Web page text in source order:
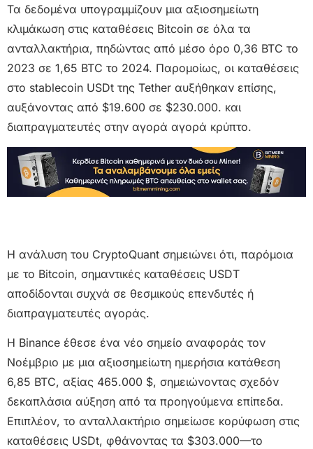
Τα δεδομένα υπογραμμίζουν μια αξιοσημείωτη
κλιμάκωση στις καταθέσεις Bitcoin σε όλα τα
ανταλλακτήρια, πηδώντας από μέσο όρο 0,36 BTC το
2023 σε 1,65 BTC το 2024. Παρομοίως, οι καταθέσεις
στο stablecoin USDt της Tether αυξήθηκαν επίσης,
αυξάνοντας από $19.600 σε $230.000. και
διαπραγματευτές στην αγορά αγορά κρύπτο.
Η ανάλυση του CryptoQuant σημειώνει ότι, παρόμοια
με το Bitcoin, σημαντικές καταθέσεις USDT
αποδίδονται συχνά σε θεσμικούς επενδυτές ή
διαπραγματευτές αγοράς.
Η Binance έθεσε ένα νέο σημείο αναφοράς τον
Νοέμβριο με μια αξιοσημείωτη ημερήσια κατάθεση
6,85 BTC, αξίας 465.000 $, σημειώνοντας σχεδόν
δεκαπλάσια αύξηση από τα προηγούμενα επίπεδα.
Επιπλέον, το ανταλλακτήριο σημείωσε κορύφωση στις
καταθέσεις USDt, φθάνοντας τα $303.000—το